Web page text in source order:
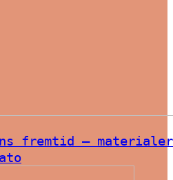
fremtid – materialer